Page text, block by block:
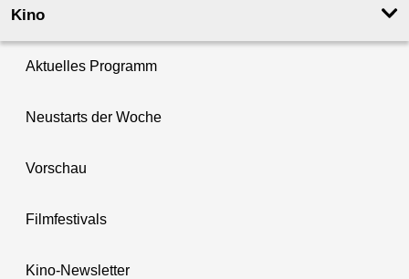
Kino
Aktuelles Programm
Neustarts der Woche
Vorschau
Filmfestivals
Kino-Newsletter